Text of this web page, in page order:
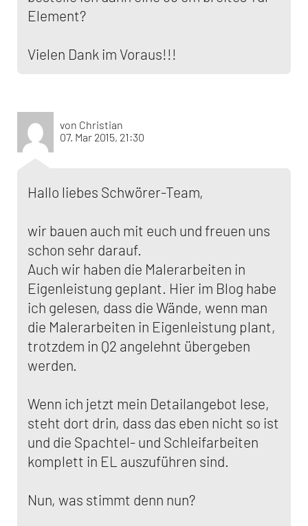
Element?
Vielen Dank im Voraus!!!
von Christian
07. Mar 2015, 21:30
Hallo liebes Schwörer-Team,
wir bauen auch mit euch und freuen uns
schon sehr darauf.
Auch wir haben die Malerarbeiten in
Eigenleistung geplant. Hier im Blog habe
ich gelesen, dass die Wände, wenn man
die Malerarbeiten in Eigenleistung plant,
trotzdem in Q2 angelehnt übergeben
werden.
Wenn ich jetzt mein Detailangebot lese,
steht dort drin, dass das eben nicht so ist
und die Spachtel- und Schleifarbeiten
komplett in EL auszuführen sind.
Nun, was stimmt denn nun?